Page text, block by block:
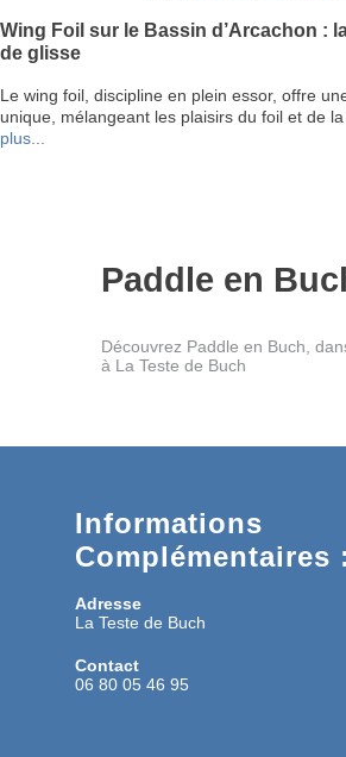
Wing Foil sur le Bassin d’Arcachon :
de glisse
Le wing foil, discipline en plein essor, offre
unique, mélangeant les plaisirs du foil et de la
plus...
Paddle en
Découvrez Paddle en Buch,
à La Teste de Buch
Informations
Complémentaires :
Adresse
La Teste de Buch
Contact
06 80 05 46 95